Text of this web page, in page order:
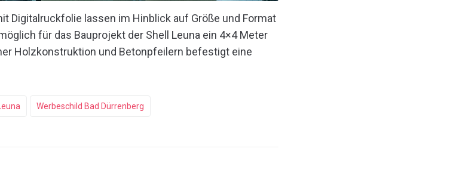
Digitalruckfolie lassen im Hinblick auf Größe und Format
für das Bauprojekt der Shell Leuna ein 4×4 Meter
Holzkonstruktion und Betonpfeilern befestigt eine
Werbeschild Bad Dürrenberg